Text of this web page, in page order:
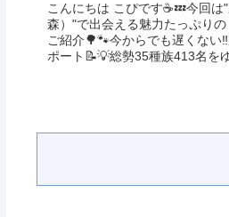
こんにちは こぴです☕️💤今回
森）"で出会える魅力たっぷり
ご紹介🌳🐾今からでも遅くない
ポート📝💡総勢35種族413名を